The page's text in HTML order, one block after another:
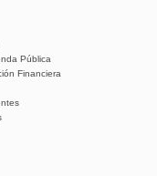
Pública
Financiera